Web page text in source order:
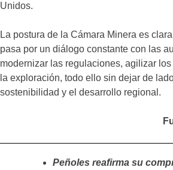
Unidos.
La postura de la Cámara Minera es
pasa por un diálogo constante con las
modernizar las regulaciones, agilizar
la exploración, todo ello sin dejar de
sostenibilidad y el desarrollo regional.
Peñoles reafirma su